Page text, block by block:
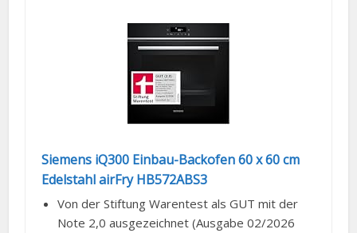
Siemens iQ300 Einbau-Backofen 60 x 60 cm
Edelstahl airFry HB572ABS3
Von der Stiftung Warentest als GUT mit der
Note 2,0 ausgezeichnet (Ausgabe 02/2026